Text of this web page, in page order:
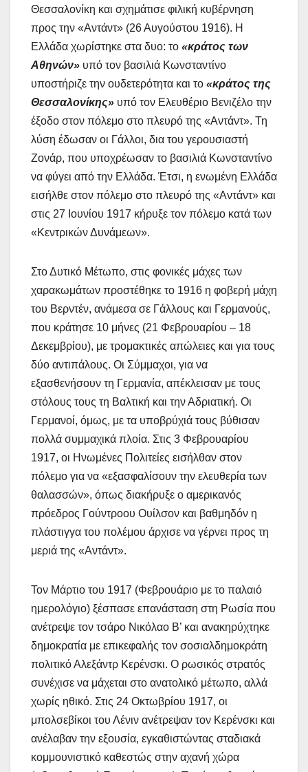
Θεσσαλονίκη και σχημάτισε φιλική κυβέρνηση
προς την «Αντάντ» (26 Αυγούστου 1916). Η
Ελλάδα χωρίστηκε στα δυο: το «κράτος των
Αθηνών» υπό τον βασιλιά Κωνσταντίνο
υποστήριζε την ουδετερότητα και το «κράτος της
Θεσσαλονίκης» υπό τον Ελευθέριο Βενιζέλο την
έξοδο στον πόλεμο στο πλευρό της «Αντάντ». Τη
λύση έδωσαν οι Γάλλοι, δια του γερουσιαστή
Ζονάρ, που υποχρέωσαν το βασιλιά Κωνσταντίνο
να φύγει από την Ελλάδα. Έτσι, η ενωμένη Ελλάδα
εισήλθε στον πόλεμο στο πλευρό της «Αντάντ» και
στις 27 Ιουνίου 1917 κήρυξε τον πόλεμο κατά των
«Κεντρικών Δυνάμεων».
Στο Δυτικό Μέτωπο, στις φονικές μάχες των
χαρακωμάτων προστέθηκε το 1916 η φοβερή μάχη
του Βερντέν, ανάμεσα σε Γάλλους και Γερμανούς,
που κράτησε 10 μήνες (21 Φεβρουαρίου – 18
Δεκεμβρίου), με τρομακτικές απώλειες και για τους
δύο αντιπάλους. Οι Σύμμαχοι, για να
εξασθενήσουν τη Γερμανία, απέκλεισαν με τους
στόλους τους τη Βαλτική και την Αδριατική. Οι
Γερμανοί, όμως, με τα υποβρύχιά τους βύθισαν
πολλά συμμαχικά πλοία. Στις 3 Φεβρουαρίου
1917, οι Ηνωμένες Πολιτείες εισήλθαν στον
πόλεμο για να «εξασφαλίσουν την ελευθερία των
θαλασσών», όπως διακήρυξε ο αμερικανός
πρόεδρος Γούντροου Ουίλσον και βαθμηδόν η
πλάστιγγα του πολέμου άρχισε να γέρνει προς τη
μεριά της «Αντάντ».
Τον Μάρτιο του 1917 (Φεβρουάριο με το παλαιό
ημερολόγιο) ξέσπασε επανάσταση στη Ρωσία που
ανέτρεψε τον τσάρο Νικόλαο Β’ και ανακηρύχτηκε
δημοκρατία με επικεφαλής τον σοσιαλδημοκράτη
πολιτικό Αλεξάντρ Κερένσκι. Ο ρωσικός στρατός
συνέχισε να μάχεται στο ανατολικό μέτωπο, αλλά
χωρίς ηθικό. Στις 24 Οκτωβρίου 1917, οι
μπολσεβίκοι του Λένιν ανέτρεψαν τον Κερένσκι και
ανέλαβαν την εξουσία, εγκαθιστώντας σταδιακά
κομμουνιστικό καθεστώς στην αχανή χώρα